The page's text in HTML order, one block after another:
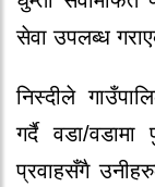
सेवा उपलब्ध
निस्दीले
गर्दै वडा/
प्रवाहसँगै